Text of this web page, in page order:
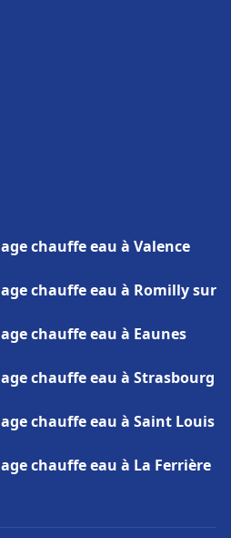
chauffe eau à Valence
chauffe eau à Romilly sur
chauffe eau à Eaunes
chauffe eau à Strasbourg
chauffe eau à Saint Louis
chauffe eau à La Ferrière